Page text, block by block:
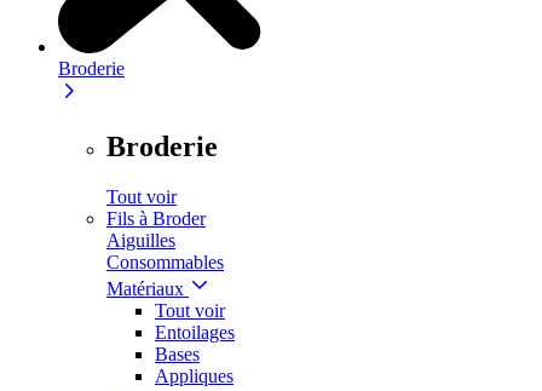
Broderie
Broderie
Tout voir
Fils à Broder
Aiguilles
Consommables
Matériaux
Tout voir
Entoilages
Bases
Appliques